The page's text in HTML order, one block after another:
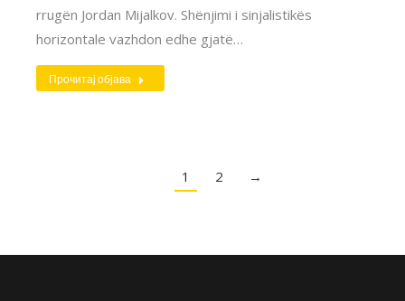
rrugën Jordan Mijalkov. Shënjimi i sinjalistikës
horizontale vazhdon edhe gjatë…
Прочитај објава
1 2 →